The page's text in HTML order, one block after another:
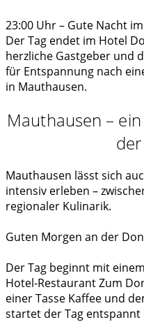
23:00 Uhr – Gute Nacht
Der Tag endet im Hotel
herzliche Gastgeber und
für Entspannung nach
in Mauthausen.
Mauthausen –
Mauthausen lässt sich
intensiv erleben –
regionaler Kulinarik.
Guten Morgen an der
Der Tag beginnt mit
Hotel-Restaurant Zum
einer Tasse Kaffee und
startet der Tag entspannt